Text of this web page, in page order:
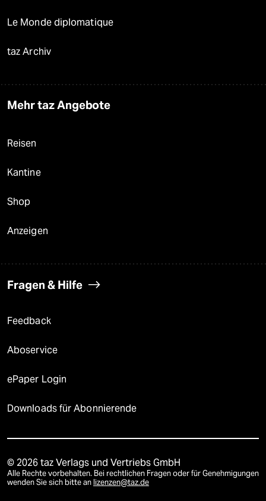
Le Monde diplomatique
taz Archiv
Mehr taz Angebote
Reisen
Kantine
Shop
Anzeigen
Fragen & Hilfe
Feedback
Aboservice
ePaper Login
Downloads für Abonnierende
© 2026 taz Verlags und Vertriebs GmbH
Alle Rechte vorbehalten. Bei rechtlichen Fragen oder für Genehmigungen
wenden Sie sich bitte an lizenzen@taz.de